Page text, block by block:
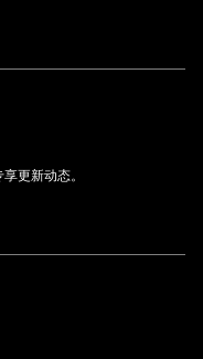
更新动态。